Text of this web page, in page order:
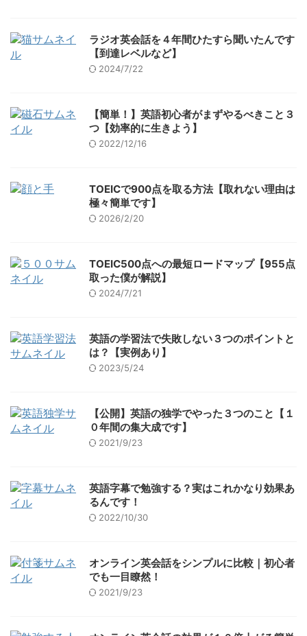
ラジオ英会話を４年間ひたすら聞いたんです
【到達レベルなど】
2024/7/22
【簡単！】英語初心者がまずやるべきこと３
つ【効率的に生きよう】
2022/12/16
TOEICで900点を取る方法【取れない理由は
極々簡単です】
2026/2/20
TOEIC500点への最短ロードマップ【955点
取った僕が解説】
2024/7/21
英語の学習法で失敗しない３つのポイントと
は？【実例あり】
2023/5/24
【公開】英語の独学でやった３つのこと【１
０年間の集大成です】
2021/9/23
英語字幕で勉強する？実はこれかなり効果あ
るんです！
2022/10/30
オンライン英会話をシンプルに比較｜初心者
でも一目瞭然！
2021/9/23